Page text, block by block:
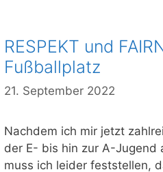
RESPEKT und
Fußballplatz
21. September 2022
Nachdem ich mir jetzt
der E- bis hin zur A-Jugend
muss ich leider feststellen,